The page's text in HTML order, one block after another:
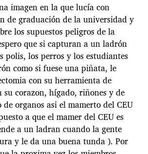
imagen en la que lucía con
de graduación de la universidad y
los supuestos peligros de la
que si capturan a un ladrón
polis, los perros y los estudiantes
como si fuese una piñata, le
con su herramienta de
corazon, hígado, riñones y de
de organos asi el mamerto del CEU
a que el mamer del CEU es
a un ladran cuando la gente
y le da una buena tunda ). Por